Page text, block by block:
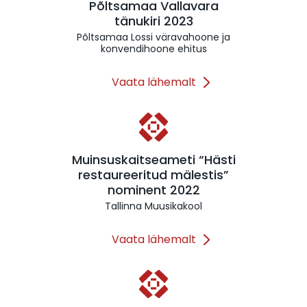
Põltsamaa Vallavara
tänukiri 2023
Põltsamaa Lossi väravahoone ja
konvendihoone ehitus
Vaata lähemalt
Muinsuskaitseameti “Hästi
restaureeritud mälestis”
nominent 2022
Tallinna Muusikakool
Vaata lähemalt